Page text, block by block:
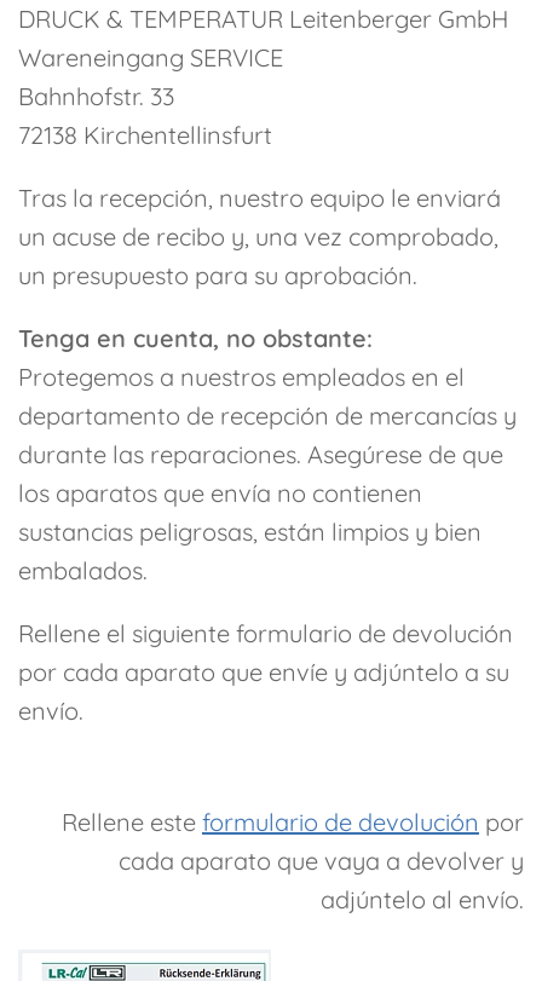
DRUCK & TEMPERATUR Leitenberger GmbH
Wareneingang SERVICE
Bahnhofstr. 33
72138 Kirchentellinsfurt
Tras la recepción, nuestro equipo le enviará
un acuse de recibo y, una vez comprobado,
un presupuesto para su aprobación.
Tenga en cuenta, no obstante:
Protegemos a nuestros empleados en el
departamento de recepción de mercancías y
durante las reparaciones. Asegúrese de que
los aparatos que envía no contienen
sustancias peligrosas, están limpios y bien
embalados.
Rellene el siguiente formulario de devolución
por cada aparato que envíe y adjúntelo a su
envío.
Rellene este formulario de devolución por
cada aparato que vaya a devolver y
adjúntelo al envío.